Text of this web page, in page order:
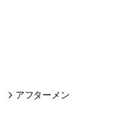
アフターメン